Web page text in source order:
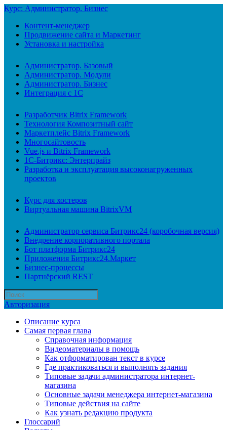
Курс: Администратор. Бизнес
Контент-менеджер
Продвижение сайта и Маркетинг
Установка и настройка
Администратор. Базовый
Администратор. Модули
Администратор. Бизнес
Интеграция с 1С
Разработчик Bitrix Framework
Технология Композитный сайт
Маркетплейс Bitrix Framework
Многосайтовость
Vue.js и Bitrix Framework
1С-Битрикс: Энтерпрайз
Разработка и эксплуатация высоконагруженных
проектов
Курс для хостеров
Виртуальная машина BitrixVM
Администратор сервиса Битрикс24 (коробочная версия)
Внедрение корпоративного портала
Бот платформа Битрикс24
Приложения Битрикс24.Маркет
Бизнес-процессы
Партнёрский REST
Авторизация
Описание курса
Самая первая глава
Справочная информация
Видеоматериалы в помощь
Как отформатирован текст в курсе
Где практиковаться и выполнять задания
Типовые задачи администратора интернет-
магазина
Основные задачи менеджера интернет-магазина
Типовые действия на сайте
Как узнать редакцию продукта
Глоссарий